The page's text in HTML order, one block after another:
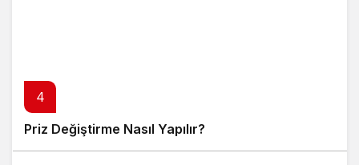
4
Priz Değiştirme Nasıl Yapılır?